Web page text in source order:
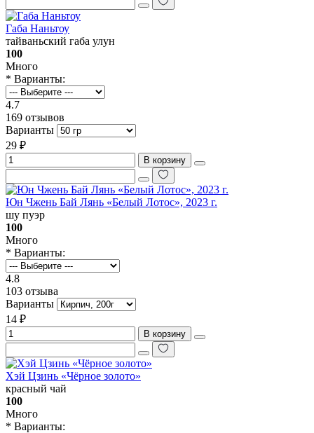
Габа Наньтоу
тайваньский габа улун
100
Много
* Варианты:
4.7
169 отзывов
Варианты
29 ₽
В корзину
Юн Чжень Бай Лянь «Белый Лотос», 2023 г.
шу пуэр
100
Много
* Варианты:
4.8
103 отзыва
Варианты
14 ₽
В корзину
Хэй Цзинь «Чёрное золото»
красный чай
100
Много
* Варианты: